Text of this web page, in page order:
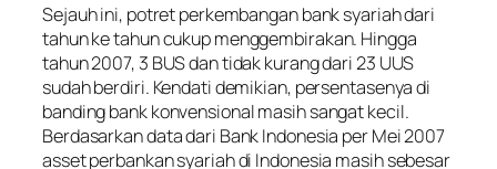
Sejauh ini, potret perkembangan bank syariah dari
tahun ke tahun cukup menggembirakan. Hingga
tahun 2007, 3 BUS dan tidak kurang dari 23 UUS
sudah berdiri. Kendati demikian, persentasenya di
banding bank konvensional masih sangat kecil.
Berdasarkan data dari Bank Indonesia per Mei 2007
asset perbankan syariah di Indonesia masih sebesar